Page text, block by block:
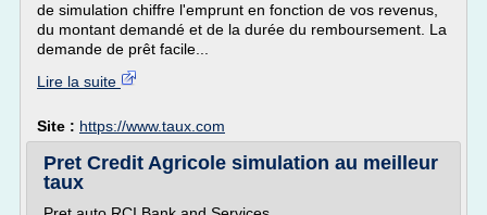
de simulation chiffre l'emprunt en fonction de vos revenus,
du montant demandé et de la durée du remboursement. La
demande de prêt facile...
Lire la suite
Site : https://www.taux.com
Pret Credit Agricole simulation au meilleur
taux